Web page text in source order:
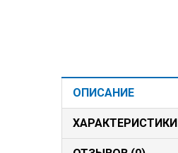
ОПИСАНИЕ
ХАРАКТЕРИСТИКИ